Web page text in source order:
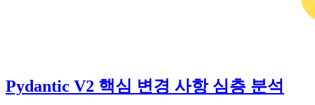
Pydantic V2 핵심 변경 사항 심층 분석